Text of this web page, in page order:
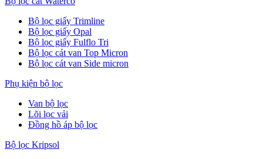
Bộ lọc giấy Trimline
Bộ lọc giấy Opal
Bộ lọc giấy Fulflo Tri
Bộ lọc cát van Top Micron
Bộ lọc cát van Side micron
Phụ kiện bộ lọc
Van bộ lọc
Lõi lọc vải
Đồng hồ áp bộ lọc
Bộ lọc Kripsol